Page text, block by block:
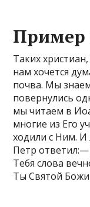
Пример
Таких
нам хочется
почва. Мы
повернулись
мы читаем в
многие из Его
ходили с Ним. И
Петр
Тебя слова
Ты Святой